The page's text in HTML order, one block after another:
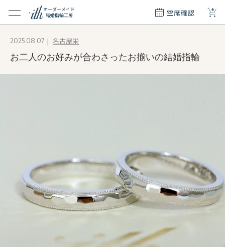
オーダーメイド
結婚指輪工房
空席確認 +
メイド
2025.08.07 名古屋栄
お二人のお好みが合わさったお揃いの結婚指輪